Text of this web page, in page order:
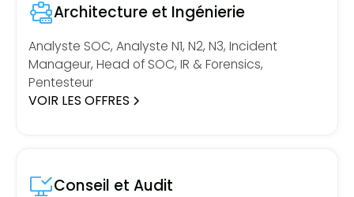
Architecture et Ingénierie
Analyste SOC, Analyste N1, N2, N3, Incident
Manageur, Head of SOC, IR & Forensics,
Pentesteur
VOIR LES OFFRES
Conseil et Audit